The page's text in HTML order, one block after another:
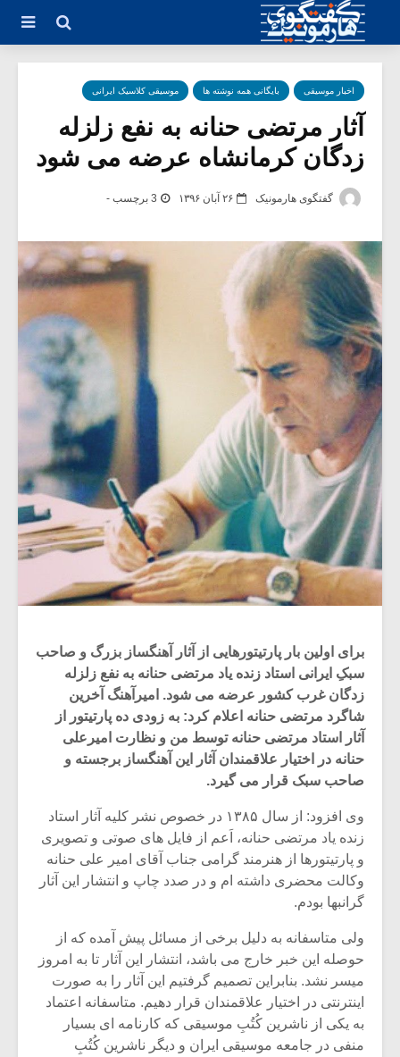
اخبار موسیقی بایگانی همه نوشته ها موسیقی کلاسیک ایرانی
آثار مرتضی حنانه به نفع زلزله
زدگان کرمانشاه عرضه می شود
گفتگوی هارمونیک ۲۶ آبان ۱۳۹۶ 3 برچسب -
برای اولین بار پارتیتورهایی از آثار آهنگساز بزرگ و صاحب
سبکِ ایرانی استاد زنده یاد مرتضی حنانه به نفع زلزله
زدگان غرب کشور عرضه می شود. امیرآهنگ آخرین
شاگرد مرتضی حنانه اعلام کرد: به زودی ده پارتیتور از
آثار استاد مرتضی حنانه توسط من و نظارت امیرعلی
حنانه در اختیار علاقمندان آثار این آهنگساز برجسته و
صاحب سبک قرار می گیرد.
وی افزود: از سال ۱۳۸۵ در خصوص نشر کلیه آثار استاد
زنده یاد مرتضی حنانه، اَعم از فایل های صوتی و تصویری
و پارتیتورها از هنرمند گرامی جناب آقای امیر علی حنانه
وکالت محضری داشته ام و در صدد چاپ و انتشار این آثار
گرانبها بودم.
ولی متاسفانه به دلیل برخی از مسائل پیش آمده که از
حوصله این خبر خارج می باشد، انتشار این آثار تا به امروز
میسر نشد. بنابراین تصمیم گرفتیم این آثار را به صورت
اینترنتی در اختیار علاقمندان قرار دهیم. متاسفانه اعتماد
به یکی از ناشرین کُتُبِ موسیقی که کارنامه ای بسیار
منفی در جامعه موسیقی ایران و دیگر ناشرین کُتُبِ